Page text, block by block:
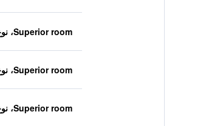
Superior room، نوع السرير غير معروف
Superior room، نوع السرير غير معروف
Superior room، نوع السرير غير معروف